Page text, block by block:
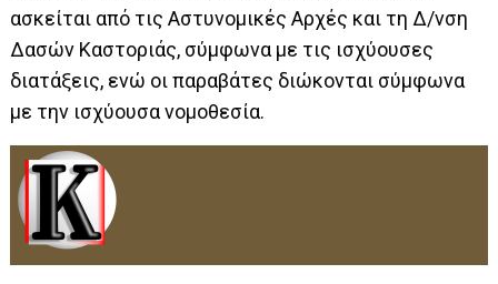
ασκείται από τις Αστυνομικές Αρχές και τη Δ/νση
Δασών Καστοριάς, σύμφωνα με τις ισχύουσες
διατάξεις, ενώ οι παραβάτες διώκονται σύμφωνα
με την ισχύουσα νομοθεσία.